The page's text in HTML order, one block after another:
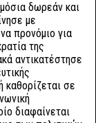
δωρεάν και
με
προνόμιο για
της
αντικατέστησε
καθορίζεται σε
διαφαίνεται